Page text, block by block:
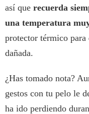
así que recuerda
una temperatura
protector térmico para
dañada.
¿Has tomado nota?
gestos con tu pelo le
ha ido perdiendo